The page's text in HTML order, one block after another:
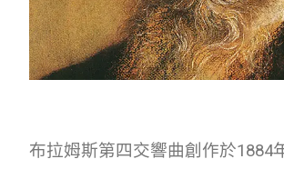
布拉姆斯第四交響曲創作於1884